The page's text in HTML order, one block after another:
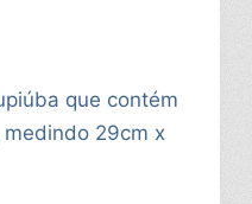
que contém
29cm x